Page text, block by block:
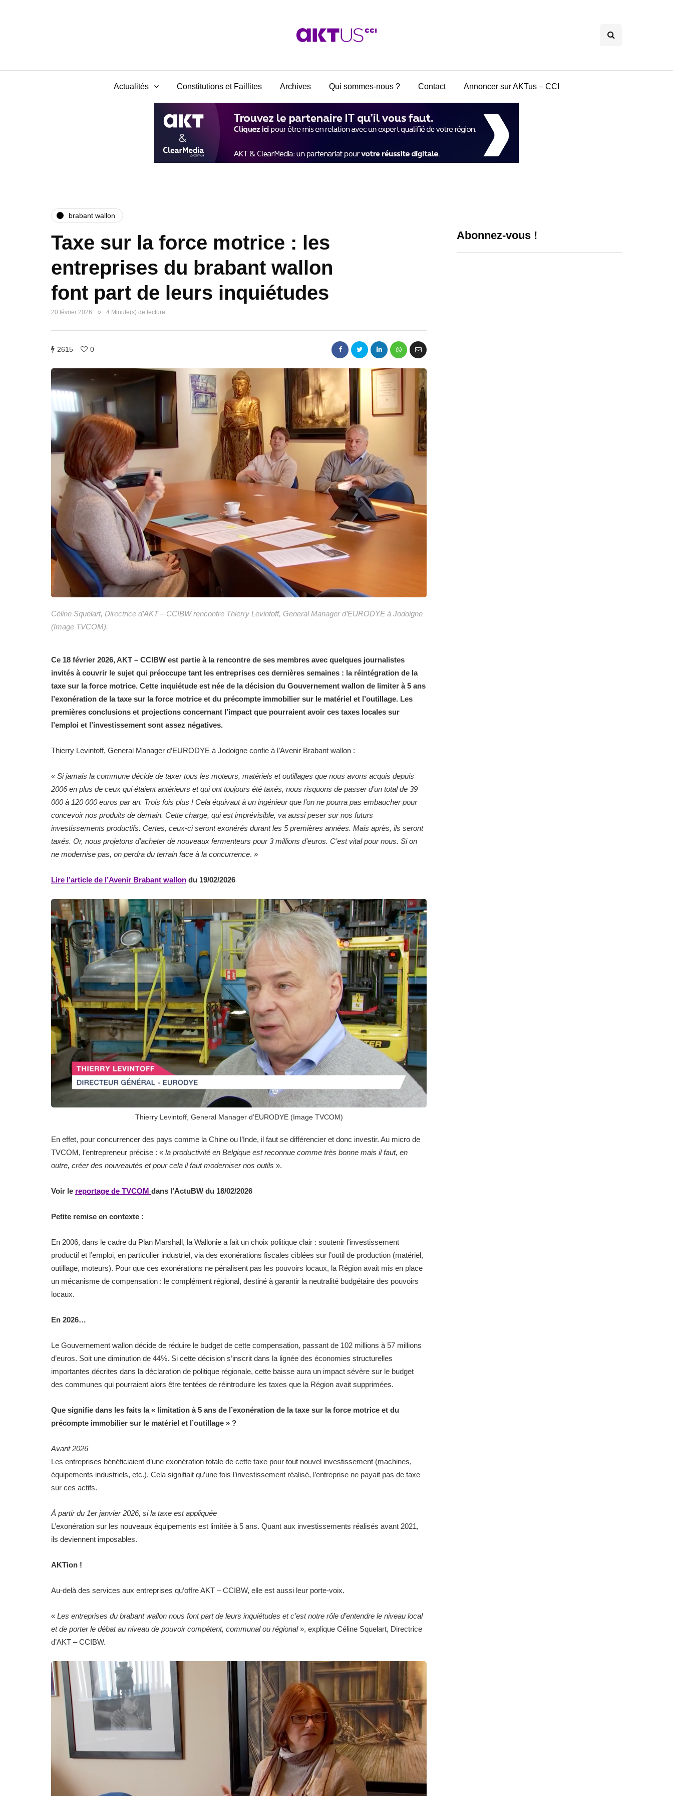
Actualités Constitutions et Faillites Archives Qui sommes-nous ? Contact Annoncer sur AKTus – CCI
brabant wallon
Taxe sur la force motrice : les
entreprises du brabant wallon
font part de leurs inquiétudes
20 février 2026 4 Minute(s) de lecture
2615 0
Céline Squelart, Directrice d’AKT – CCIBW rencontre Thierry Levintoff, General Manager d’EURODYE à Jodoigne
(Image TVCOM).
Ce 18 février 2026, AKT – CCIBW est partie à la rencontre de ses membres avec quelques journalistes
invités à couvrir le sujet qui préoccupe tant les entreprises ces dernières semaines : la réintégration de la
taxe sur la force motrice. Cette inquiétude est née de la décision du Gouvernement wallon de limiter à 5 ans
l’exonération de la taxe sur la force motrice et du précompte immobilier sur le matériel et l’outillage. Les
premières conclusions et projections concernant l’impact que pourraient avoir ces taxes locales sur
l’emploi et l’investissement sont assez négatives.
Thierry Levintoff, General Manager d’EURODYE à Jodoigne confie à l’Avenir Brabant wallon :
« Si jamais la commune décide de taxer tous les moteurs, matériels et outillages que nous avons acquis depuis
2006 en plus de ceux qui étaient antérieurs et qui ont toujours été taxés, nous risquons de passer d’un total de 39
000 à 120 000 euros par an. Trois fois plus ! Cela équivaut à un ingénieur que l’on ne pourra pas embaucher pour
concevoir nos produits de demain. Cette charge, qui est imprévisible, va aussi peser sur nos futurs
investissements productifs. Certes, ceux-ci seront exonérés durant les 5 premières années. Mais après, ils seront
taxés. Or, nous projetons d’acheter de nouveaux fermenteurs pour 3 millions d’euros. C’est vital pour nous. Si on
ne modernise pas, on perdra du terrain face à la concurrence. »
Lire l’article de l’Avenir Brabant wallon du 19/02/2026
Thierry Levintoff, General Manager d’EURODYE (Image TVCOM)
En effet, pour concurrencer des pays comme la Chine ou l’Inde, il faut se différencier et donc investir. Au micro de
TVCOM, l’entrepreneur précise : « la productivité en Belgique est reconnue comme très bonne mais il faut, en
outre, créer des nouveautés et pour cela il faut moderniser nos outils ».
Voir le reportage de TVCOM dans l’ActuBW du 18/02/2026
Petite remise en contexte :
En 2006, dans le cadre du Plan Marshall, la Wallonie a fait un choix politique clair : soutenir l’investissement
productif et l’emploi, en particulier industriel, via des exonérations fiscales ciblées sur l’outil de production (matériel,
outillage, moteurs). Pour que ces exonérations ne pénalisent pas les pouvoirs locaux, la Région avait mis en place
un mécanisme de compensation : le complément régional, destiné à garantir la neutralité budgétaire des pouvoirs
locaux.
En 2026…
Le Gouvernement wallon décide de réduire le budget de cette compensation, passant de 102 millions à 57 millions
d’euros. Soit une diminution de 44%. Si cette décision s’inscrit dans la lignée des économies structurelles
importantes décrites dans la déclaration de politique régionale, cette baisse aura un impact sévère sur le budget
des communes qui pourraient alors être tentées de réintroduire les taxes que la Région avait supprimées.
Que signifie dans les faits la « limitation à 5 ans de l’exonération de la taxe sur la force motrice et du
précompte immobilier sur le matériel et l’outillage » ?
Avant 2026
Les entreprises bénéficiaient d’une exonération totale de cette taxe pour tout nouvel investissement (machines,
équipements industriels, etc.). Cela signifiait qu’une fois l’investissement réalisé, l’entreprise ne payait pas de taxe
sur ces actifs.
À partir du 1er janvier 2026, si la taxe est appliquée
L’exonération sur les nouveaux équipements est limitée à 5 ans. Quant aux investissements réalisés avant 2021,
ils deviennent imposables.
AKTion !
Au-delà des services aux entreprises qu’offre AKT – CCIBW, elle est aussi leur porte-voix.
« Les entreprises du brabant wallon nous font part de leurs inquiétudes et c’est notre rôle d’entendre le niveau local
et de porter le débat au niveau de pouvoir compétent, communal ou régional», explique Céline Squelart, Directrice
d’AKT – CCIBW.
Abonnez-vous !